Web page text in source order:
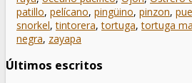
patillo, pelícano, pingüino, pinzon,
snorkel,tintorera,tortuga,tortuga
negra, zayapa
Últimos escritos